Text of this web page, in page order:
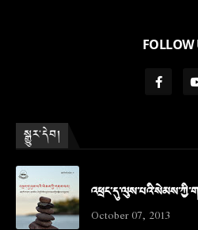
FOLLOW
སྒྱུར་དེབ།
October 07, 2013